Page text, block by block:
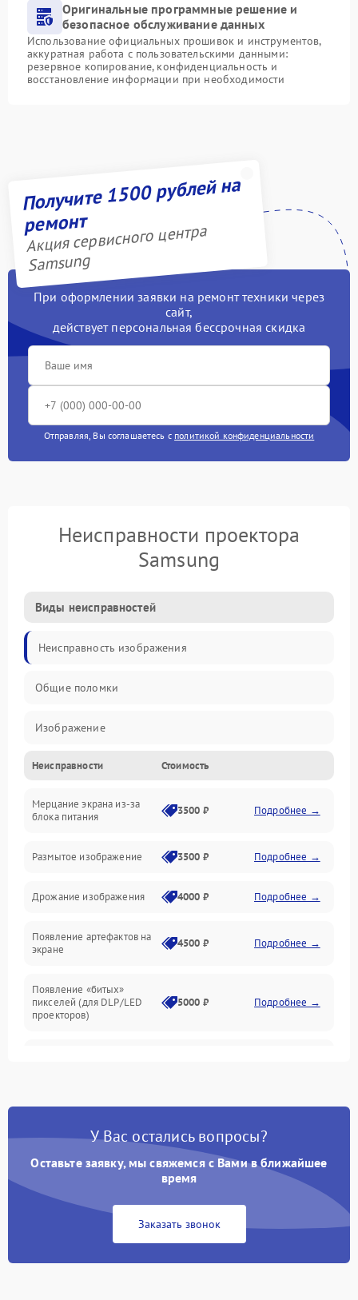
Оригинальные программные решение и
безопасное обслуживание данных
Использование официальных прошивок и инструментов,
аккуратная работа с пользовательскими данными:
резервное копирование, конфиденциальность и
восстановление информации при необходимости
Получите 1500 рублей на
ремонт
Акция сервисного центра
Samsung
При оформлении заявки на ремонт техники через
сайт,
действует персональная бессрочная скидка
Отправляя, Вы соглашаетесь с политикой конфиденциальности
Неисправности проектора
Samsung
Виды неисправностей
Неисправность изображения
Общие поломки
Изображение
Лампа подсветки
Неисправность управления и интерфейсов
Неисправности Стоимость
Мерцание экрана из-за
блока питания
3500 ₽ Подробнее →
Размытое изображение 3500 ₽ Подробнее →
Дрожание изображения 4000 ₽ Подробнее →
Появление артефактов на
экране
4500 ₽ Подробнее →
Появление «битых»
пикселей (для DLP/LED
проекторов)
5000 ₽ Подробнее →
Нестабильная яркость или
Неравномерная подсветка
4500 ₽ Подробнее →
автоматическая коррекция
трапеции (Keystone)
3000 ₽ Подробнее →
У Вас остались вопросы?
Оставьте заявку, мы свяжемся с Вами в ближайшее
время
Заказать звонок